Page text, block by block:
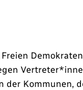
Kommunen,